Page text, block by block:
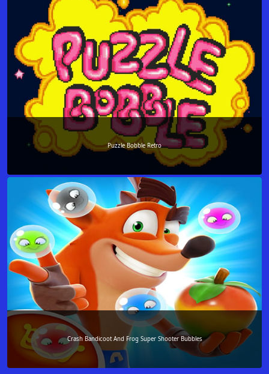
Puzzle Bobble Retro
Crash Bandicoot And Frog Super Shooter Bubbles